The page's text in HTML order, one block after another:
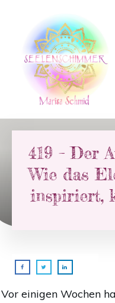
419 – Der
Wie das
inspiriert,
Vor einigen Wochen